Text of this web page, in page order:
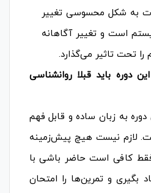
به شکل محسوسی تغییر
است و تغییر آگاهانه
تحت تاثیر می‌گذارد.
دوره باید قبلا روانشناسی
به زبان ساده و قابل فهم
لازم نیست هیچ پیش‌زمینه
کافی است حاضر باشی با
بگیری و تمرین‌ها را امتحان